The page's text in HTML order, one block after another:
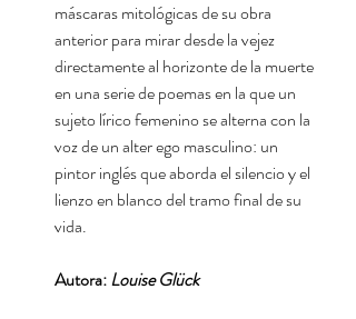
máscaras mitológicas de su obra
anterior para mirar desde la vejez
directamente al horizonte de la muerte
en una serie de poemas en la que un
sujeto lírico femenino se alterna con la
voz de un alter ego masculino: un
pintor inglés que aborda el silencio y el
lienzo en blanco del tramo final de su
vida.
Autora:Louise Glück